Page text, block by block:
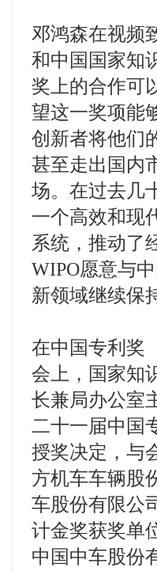
邓鸿森在视频
和中国国家知
奖上的合作可
望这一奖项能
创新者将他们
甚至走出国内
场。在过去几
一个高效和现
系统，推动了
WIPO愿意与
新领域继续保
在中国专利奖
会上，国家知
长兼局办公室
二十一届中国
授奖决定，与
方机车车辆股
车股份有限公
计金奖获奖单
中国中车股份